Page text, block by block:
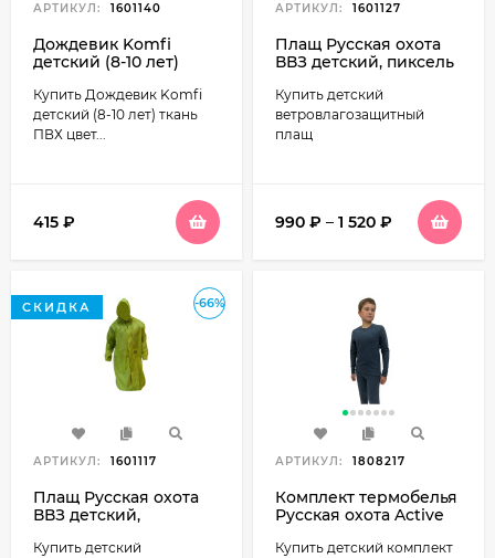
АРТИКУЛ: 1601140
Дождевик Komfi
детский (8-10 лет)
Купить Дождевик Komfi
детский (8-10 лет) ткань
ПВХ цвет...
415 ₽
АРТИКУЛ: 1601127
Плащ Русская охота
ВВЗ детский, пиксель
Купить детский
ветровлагозащитный
плащ
990 ₽ – 1 520 ₽
-66%
СКИДКА
АРТИКУЛ: 1601117
Плащ Русская охота
ВВЗ детский,
Купить детский
АРТИКУЛ: 1808217
Комплект термобелья
Русская охота Active
Купить детский комплект